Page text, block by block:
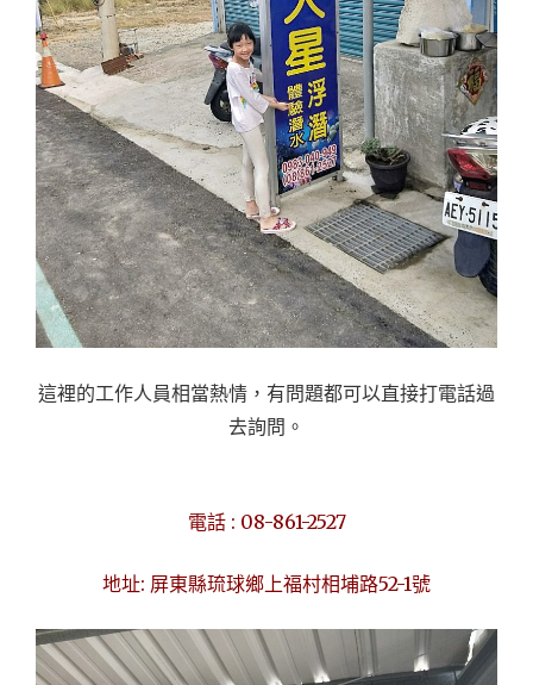
這裡的工作人員相當熱情，有問題都可以直接打電話過
去詢問。
電話 : 08-861-2527
地址: 屏東縣琉球鄉上福村相埔路52-1號